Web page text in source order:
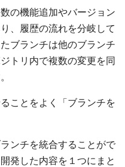
の機能追加やバージョン
、履歴の流れを分岐して
ブランチは他のブランチ
トリ内で複数の変更を同
ことをよく「ブランチを
ンチを統合することがで
発した内容を１つにまと